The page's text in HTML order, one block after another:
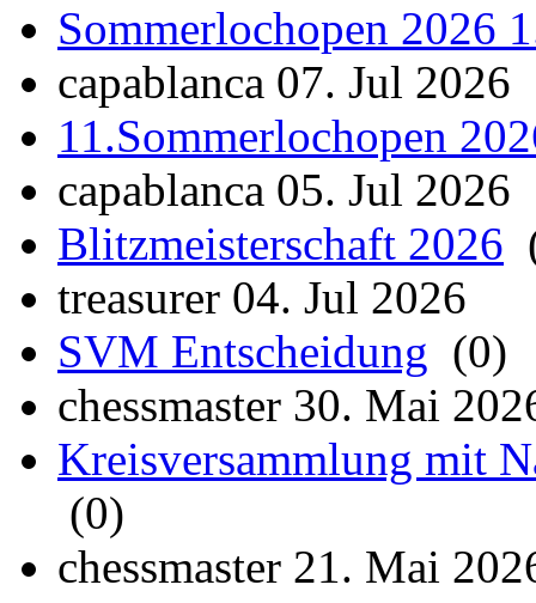
Sommerlochopen 2026
capablanca 07. Jul 2026
11.Sommerlochopen
capablanca 05. Jul 2026
Blitzmeisterschaft 2026
treasurer 04. Jul 2026
SVM Entscheidung (0)
chessmaster 30. Mai
Kreisversammlung mit
(0)
chessmaster 21. Mai